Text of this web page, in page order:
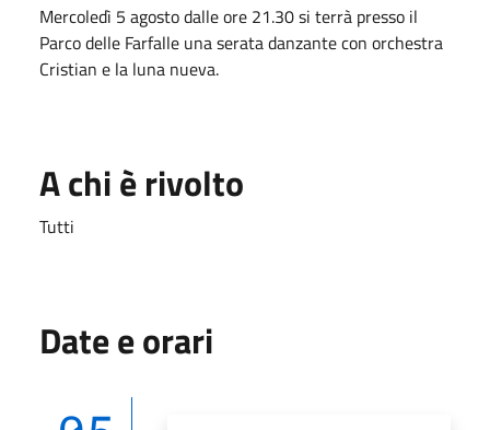
Mercoledì 5 agosto dalle ore 21.30 si terrà presso il
Parco delle Farfalle una serata danzante con orchestra
Cristian e la luna nueva.
A chi è rivolto
Tutti
Date e orari